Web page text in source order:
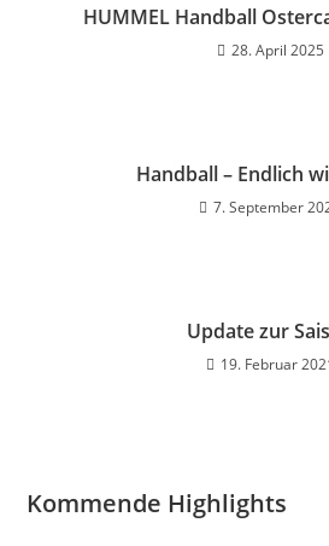
HUMMEL Handball
28. April 2025
Handball – Endlich
7. September
Update zur
19. Februar
Kommende Highlights